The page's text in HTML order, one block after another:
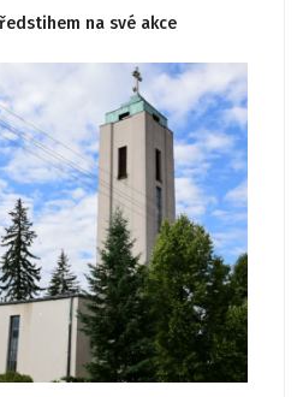
na své akce